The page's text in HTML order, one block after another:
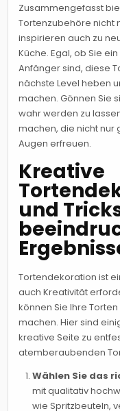
Zusammengefasst
Tortenzubehöre nicht
inspirieren auch zu
Küche. Egal, ob Sie
Anfänger sind, diese
nächste Level heben
machen. Gönnen Sie
wahr werden zu
machen, die nicht nur
Augen erfreuen.
Kreative
und
Tortendekoration ist
auch Kreativität
können Sie Ihre
machen. Hier sind
kreative Seite zu
atemberaubenden
Wählen Sie das
mit qualitativ
wie Spritzbeuteln,